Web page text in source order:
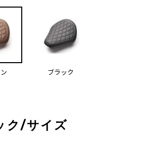
ブラック
ク/サイズ